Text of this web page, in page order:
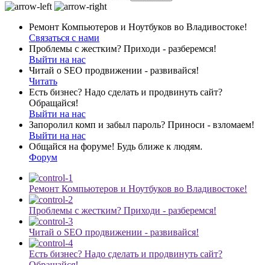
Ремонт Компьютеров и Ноутбуков во Владивостоке!
Связаться с нами
Проблемы с жестким? Приходи - разберемся!
Выйти на нас
Читай о SEO продвижении - развивайся!
Читать
Есть бизнес? Надо сделать и продвинуть сайт?
Обращайся!
Выйти на нас
Запоролил комп и забыл пароль? Приноси - взломаем!
Выйти на нас
Общайся на форуме! Будь ближе к людям.
Форум
Ремонт Компьютеров и Ноутбуков во Владивостоке!
Проблемы с жестким? Приходи - разберемся!
Читай о SEO продвижении - развивайся!
Есть бизнес? Надо сделать и продвинуть сайт?